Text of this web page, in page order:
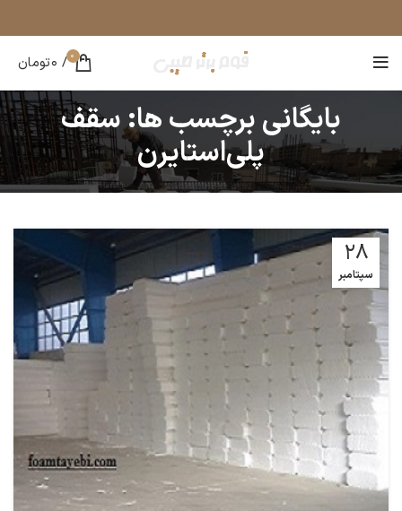
0
/
0تومان
بایگانی برچسب ها: سقف
پلی‌استایرن
28
سپتامبر